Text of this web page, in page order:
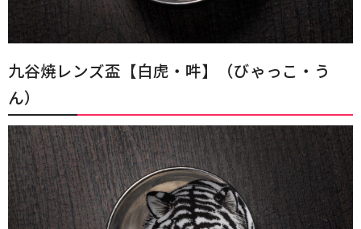
九谷焼レンズ盃【白虎・吽】（びゃっこ・う
ん）